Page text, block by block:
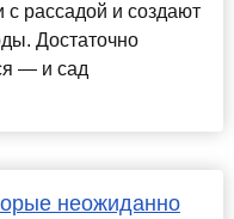
с рассадой и создают
Достаточно
— и сад
неожиданно